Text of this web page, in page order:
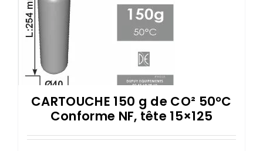
CARTOUCHE 150 g de CO² 50°C
Conforme NF, tête 15×125